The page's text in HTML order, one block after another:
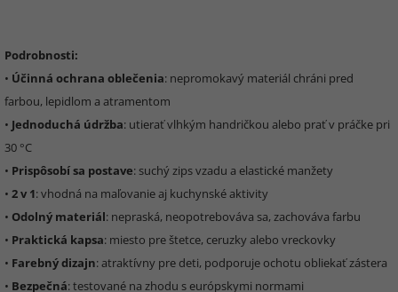
Podrobnosti:
• Účinná ochrana oblečenia: nepromokavý materiál chráni pred
farbou, lepidlom a atramentom
• Jednoduchá údržba: utierať vlhkým handričkou alebo prať v práčke pri
30 °C
• Prispôsobí sa postave: suchý zips vzadu a elastické manžety
• 2 v 1: vhodná na maľovanie aj kuchynské aktivity
• Odolný materiál: nepraská, neopotrebováva sa, zachováva farbu
• Praktická kapsa: miesto pre štetce, ceruzky alebo vreckovky
• Farebný dizajn: atraktívny pre deti, podporuje ochotu obliekať zástera
• Bezpečná: testované na zhodu s európskymi normami